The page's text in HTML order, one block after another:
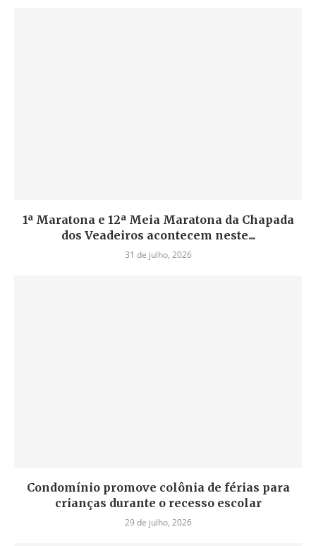
1ª Maratona e 12ª Meia Maratona da Chapada
dos Veadeiros acontecem neste...
31 de julho, 2026
Condomínio promove colônia de férias para
crianças durante o recesso escolar
29 de julho, 2026